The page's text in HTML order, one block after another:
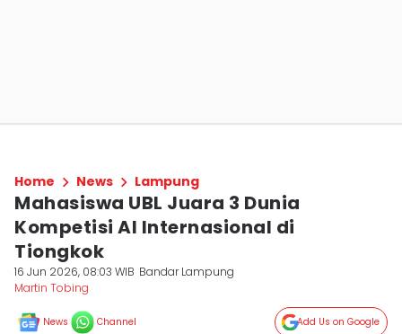
Home News Lampung
Mahasiswa UBL Juara 3 Dunia
Kompetisi AI Internasional di
Tiongkok
16 Jun 2026, 08:03 WIB Bandar Lampung
Martin Tobing
News Channel Add Us on Google